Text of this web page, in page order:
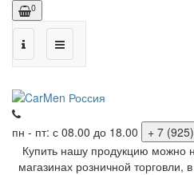
0
пн - пт: с 08.00 до 18.00
+ 7
Купить нашу продукцию можно
магазинах розничной торговли,